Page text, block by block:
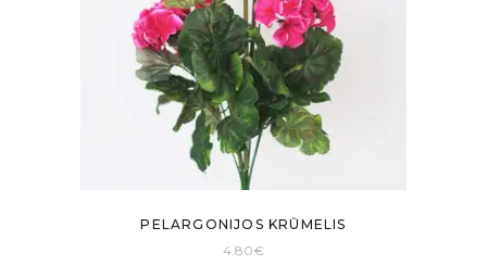
PELARGONIJOS KRŪMELIS
4.80€